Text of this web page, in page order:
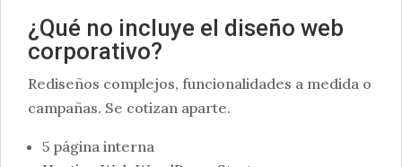
¿Qué no incluye el diseño web
corporativo?
Rediseños complejos, funcionalidades a medida o
campañas. Se cotizan aparte.
5 página interna